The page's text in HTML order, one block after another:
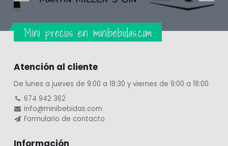
Mini precios en minibebidas.com
Atención al cliente
De lunes a jueves de 9:00 a 18:30 y viernes de 9:00 a 18:00
674 942 362
info@minibebidas.com
Formulario de contacto